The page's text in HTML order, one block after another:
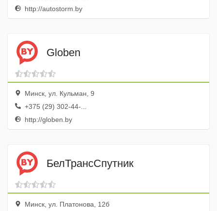
http://autostorm.by
Globen
Минск, ул. Кульман, 9
+375 (29) 302-44-...
http://globen.by
БелТрансСпутник
Минск, ул. Платонова, 12б